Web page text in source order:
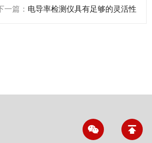
一篇： 电导率检测仪具有足够的灵活性